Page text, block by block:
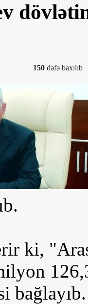
150 dəfə baxılıb
ki,